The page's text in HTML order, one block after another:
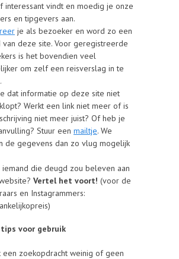
interessant vindt en moedig je onze
en tipgevers aan.
je als bezoeker en word zo een
van deze site. Voor geregistreerde
is het bovendien veel
om zelf een reisverslag in te
dat informatie op deze site niet
Werkt een link niet meer of is
niet meer juist? Of heb je
Stuur een mailtje. We
de gegevens dan zo vlug mogelijk
iemand die deugd zou beleven aan
Vertel het voort! (voor de
en Instagrammers:
voor gebruik
een zoekopdracht weinig of geen